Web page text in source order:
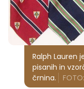
Ralph Lauren
pisanih in
črnina.